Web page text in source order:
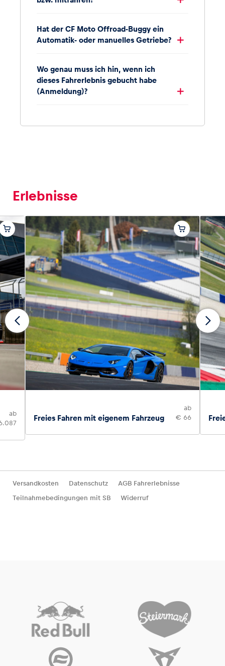
Hat der CF Moto Offroad-Buggy ein
Automatik- oder manuelles Getriebe?
Wo genau muss ich hin, wenn ich
dieses Fahrerlebnis gebucht habe
(Anmeldung)?
Erlebnisse
ab
Freies Fahren mit eigenem Fahrzeug
ab
€ 66
Versandkosten Datenschutz
AGB Fahrerlebnisse
Teilnahmebedingungen mit SB
Widerruf